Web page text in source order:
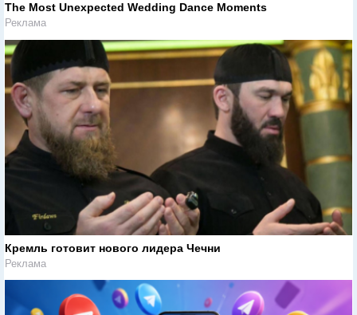
The Most Unexpected Wedding Dance Moments
Реклама
Кремль готовит нового лидера Чечни
Реклама